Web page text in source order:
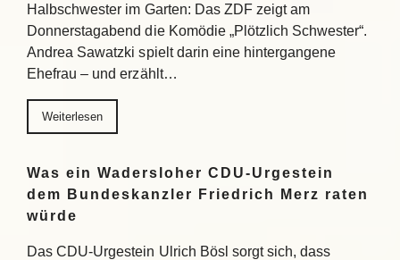
Halbschwester im Garten: Das ZDF zeigt am
Donnerstagabend die Komödie „Plötzlich Schwester“.
Andrea Sawatzki spielt darin eine hintergangene
Ehefrau – und erzählt…
Weiterlesen
Was ein Wadersloher CDU-Urgestein
dem Bundeskanzler Friedrich Merz raten
würde
Das CDU-Urgestein Ulrich Bösl sorgt sich, dass